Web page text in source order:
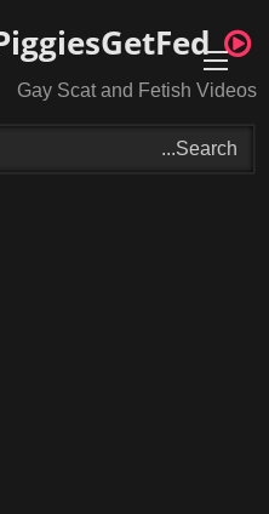
content
PiggiesGetFed
Gay Scat and Fetish Videos